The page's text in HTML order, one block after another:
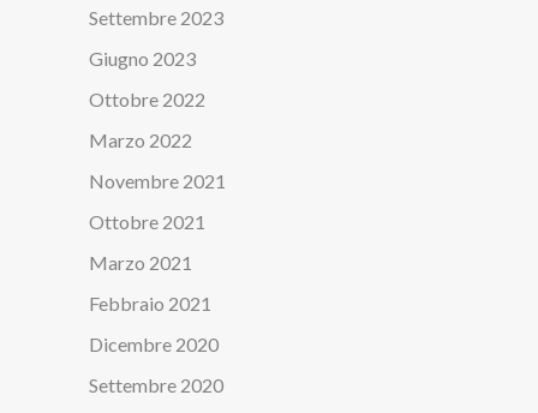
Settembre 2023
Giugno 2023
Ottobre 2022
Marzo 2022
Novembre 2021
Ottobre 2021
Marzo 2021
Febbraio 2021
Dicembre 2020
Settembre 2020